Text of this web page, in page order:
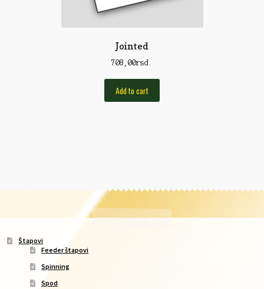
Jointed
708,00rsd.
Add to cart
Štapovi
Feeder štapovi
Spinning
Spod